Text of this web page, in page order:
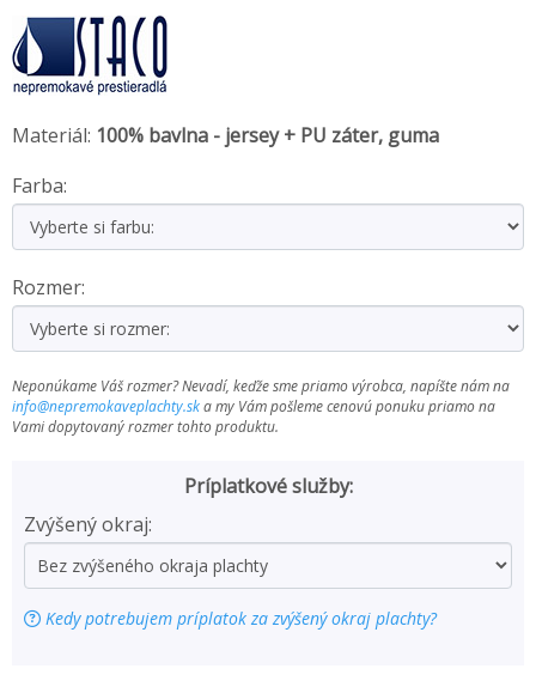
Materiál: 100% bavlna - jersey + PU záter, guma
Farba:
Rozmer:
Neponúkame Váš rozmer? Nevadí, keďže sme priamo výrobca, napíšte nám na
info@nepremokaveplachty.ska my Vám pošleme cenovú ponuku priamo na
Vami dopytovaný rozmer tohto produktu.
Príplatkové služby:
Zvýšený okraj:
Kedy potrebujem príplatok za zvýšený okraj plachty?